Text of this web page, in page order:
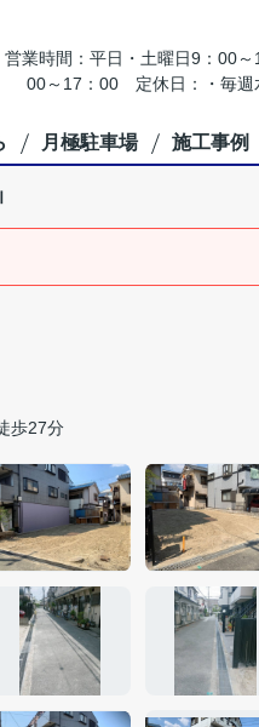
営業時間：平日・土曜日9：00
00～17：00 定休日：・毎週
月極駐車場 施工事例
歩27分